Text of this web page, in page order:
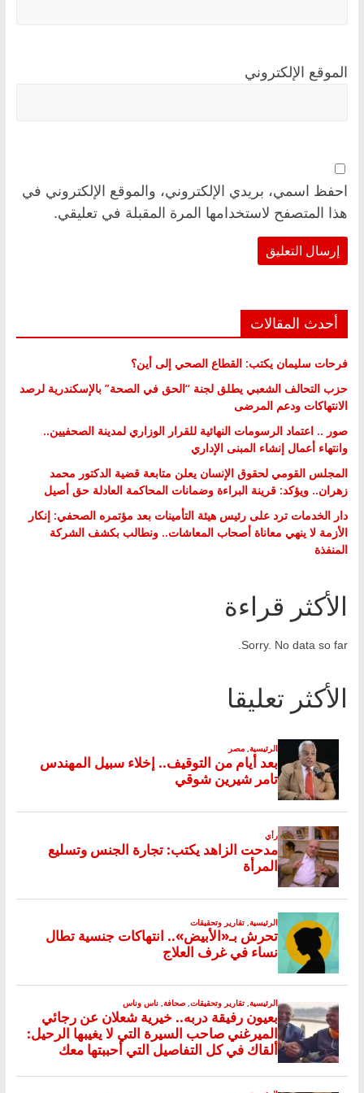
الموقع الإلكتروني
احفظ اسمي، بريدي الإلكتروني، والموقع الإلكتروني في
هذا المتصفح لاستخدامها المرة المقبلة في تعليقي.
أحدث المقالات
فرحات سليمان يكتب: القطاع الصحي إلى أين؟
حزب التحالف الشعبي يطلق لجنة “الحق في الصحة” بالإسكندرية لرصد
الانتهاكات ودعم المرضى
صور .. اعتماد الرسومات النهائية للقرار الوزاري لمدينة الصحفيين..
وانتهاء أعمال إنشاء المبنى الإداري
المجلس القومي لحقوق الإنسان يعلن متابعة قضية الدكتور محمد
زهران.. ويؤكد: قرينة البراءة وضمانات المحاكمة العادلة حق أصيل
دار الخدمات ترد على رئيس هيئة التأمينات بعد مؤتمره الصحفي: إنكار
الأزمة لا ينهي معاناة أصحاب المعاشات.. ونطالب بكشف الشركة
المنفذة
الأكثر قراءة
Sorry. No data so far.
الأكثر تعليقا